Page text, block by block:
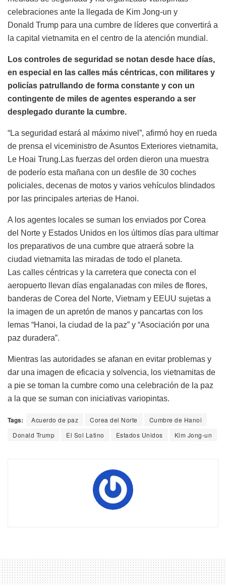
celebraciones ante la llegada de Kim Jong-un y
Donald Trump para una cumbre de líderes que convertirá a
la capital vietnamita en el centro de la atención mundial.
Los controles de seguridad se notan desde hace días,
en especial en las calles más céntricas, con militares y
policías patrullando de forma constante y con un
contingente de miles de agentes esperando a ser
desplegado durante la cumbre.
“La seguridad estará al máximo nivel”, afirmó hoy en rueda
de prensa el viceministro de Asuntos Exteriores vietnamita,
Le Hoai Trung.Las fuerzas del orden dieron una muestra
de poderío esta mañana con un desfile de 30 coches
policiales, decenas de motos y varios vehículos blindados
por las principales arterias de Hanoi.
A los agentes locales se suman los enviados por Corea
del Norte y Estados Unidos en los últimos días para ultimar
los preparativos de una cumbre que atraerá sobre la
ciudad vietnamita las miradas de todo el planeta.
Las calles céntricas y la carretera que conecta con el
aeropuerto llevan días engalanadas con miles de flores,
banderas de Corea del Norte, Vietnam y EEUU sujetas a
la imagen de un apretón de manos y pancartas con los
lemas “Hanoi, la ciudad de la paz” y “Asociación por una
paz duradera”.
Mientras las autoridades se afanan en evitar problemas y
dar una imagen de eficacia y solvencia, los vietnamitas de
a pie se toman la cumbre como una celebración de la paz
a la que se suman con iniciativas variopintas.
Tags: Acuerdo de paz Corea del Norte
Cumbre de Hanoi
Donald Trump
El Sol Latino Estados Unidos Kim Jong-un